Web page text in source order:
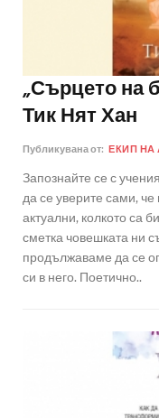
„Сърцето на
Тик Нят Хан
Публикувана от: ЕКИП НА
Запознайте се с
да се уверите сами,
актуални, колкото са
сметка човешката ни
продължаваме да се
си в него. Поетично..